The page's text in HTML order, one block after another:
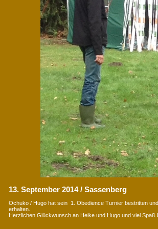
13. September 2014 / Sassenberg
Ochuko / Hugo hat sein 1. Obedience Turnier bestritten
erhalten.
Herzlichen Glückwunsch an Heike und Hugo und viel Spaß